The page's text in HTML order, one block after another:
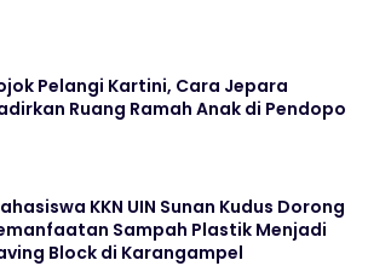
Pelangi Kartini, Cara Jepara
Ruang Ramah Anak di Pendopo
KKN UIN Sunan Kudus Dorong
Sampah Plastik Menjadi
Block di Karangampel